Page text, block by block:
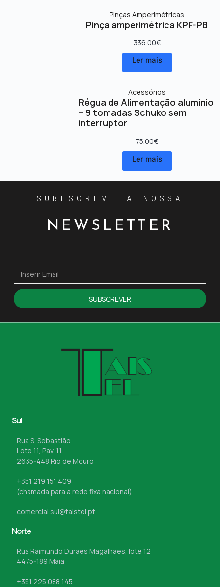
Pinças Amperimétricas
Pinça amperimétrica KPF-PB
336.00€
Ler mais
Acessórios
Régua de Alimentação alumínio
– 9 tomadas Schuko sem
interruptor
75.00€
Ler mais
SUBESCREVE A NOSSA
NEWSLETTER
SUBSCREVER
Sul
Rua S. Sebastião
Lote 11, Pav. 11,
2635-448 Rio de Mouro
+351 219 151 409
(chamada para a rede fixa nacional)
comercial.sul@taistel.pt
Norte
Rua Raimundo Durães Magalhães, lote 12
4475-189 Maia
+351 225 088 145